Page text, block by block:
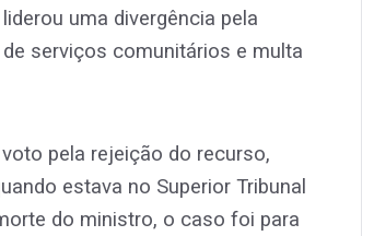
uma divergência pela
serviços comunitários e multa
pela rejeição do recurso,
estava no Superior Tribunal
do ministro, o caso foi para